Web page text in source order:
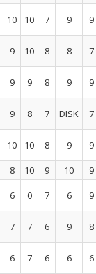
10 10 7 9
9
9 10 8 8
7
9 9 8 9
9
9 8 7 DISK
7
10 10 8 9
9
8 10 9 10
9
6 0 7 6
9
7 7 6 9
8
6 7 6 6
6